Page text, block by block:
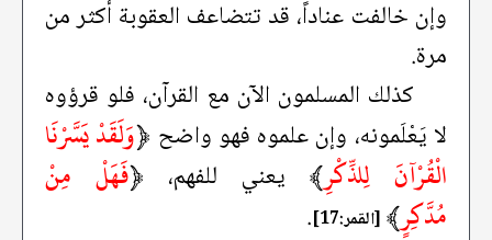
وإن خالفت عناداً، قد تتضاعف العقوبة أكثر من
مرة.
كذلك المسلمون الآن مع القرآن، فلو قرؤوه
لا يَعْلَمونه، وإن علموه فهو واضح ﴿وَلَقَدْ يَسَّرْنَا
الْقُرْآنَ لِلذِّكْرِ﴾ يعني للفهم، ﴿فَهَلْ مِنْ
مُدَّكِرٍ﴾ [القمر:17] .